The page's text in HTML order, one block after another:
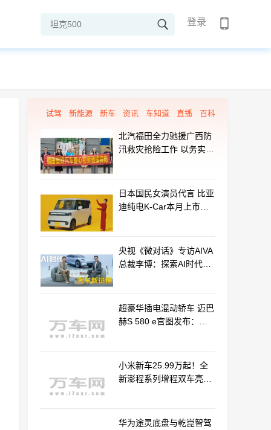
登录
试驾 新能源 新车 资讯 车知道 直播 百科
北汽福田全力驰援广西防
汛救灾抢险工作 以务实行
日本国民女演员代言 比亚
迪纯电K-Car本月上市：
央视《微对话》专访AIVA
总裁李博：探索AI时代汽
超豪华插电混动轿车 迈巴
赫S 580 e官图发布：老
小米新车25.99万起！全
新澎程系列增程双车亮相
华为途灵底盘与乾崑智驾